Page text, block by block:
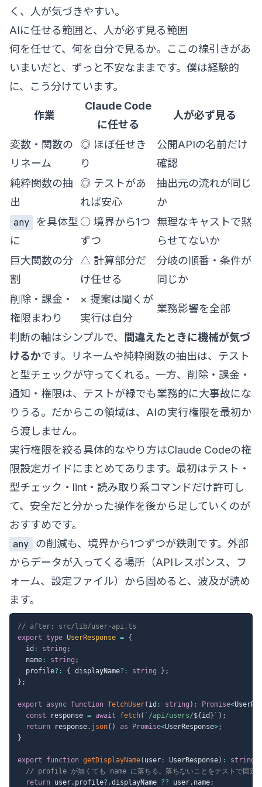
く、人が気づきやすい。
AIに任せる範囲と、人が必ず見る範囲
何を任せて、何を自分で見るか。ここの線引きがあ
いまいだと、ずっと不安なままです。僕は経験的
に、こう分けています。
作業
Claude Code
に任せる
人が必ず見る
変数・関数の
リネーム
◎ ほぼ任せき
り
公開APIの名前だけ
確認
純粋関数の抽
出
◎ テストがあ
れば安心
抽出元の流れが同じ
か
any
を具体型
に
○ 境界から1つ
ずつ
無理なキャストで黙
らせてないか
巨大関数の分
割
△ 計算部分だ
け任せる
分岐の順番・条件が
同じか
削除・課金・
権限まわり
× 提案は聞くが
実行は自分
業務影響を全部
判断の軸はシンプルで、
間違えたときに機械が気づ
けるかです。リネームや純粋関数の抽出は、テスト
と型チェックが守ってくれる。一方、削除・課金・
通知・権限は、テストが緑でも業務的に大事故にな
りうる。だからこの領域は、AIの実行権限を最初か
ら渡しません。
実行権限を絞る具体的なやり方はClaude Codeの権
限設定ガイドにまとめてあります。最初はテスト・
型チェック・lint・読み取り系コマンドだけ許可し
て、安全だと分かった操作を後から足していくのが
おすすめです。
any
の削減も、境界から1つずつが鉄則です。外部
からデータが入ってくる場所（APIレスポンス、フ
ォーム、設定ファイル）から固めると、波及が読め
ます。
// after: src/lib/user-api.ts
export type UserResponse = {
  id
: string ;
  name
: string ;
  profile
? : { displayName? : string } ;
} ;
export async function fetchUser( id : string ) : Promise<
const response = await fetch( ` /api/users/${ id } ` ) ;
return response. json( ) as Promise<UserResponse>;
}
export function getDisplayName( user : UserResponse) : string
// profile が無くても name に落ちる。落ちないことをテストで固定
return user. profile?.displayName ?? user. name;